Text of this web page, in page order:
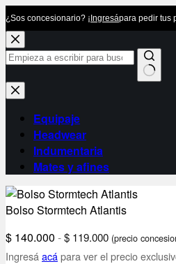
¿Sos concesionario? ¡ Ingresápara pedir tus
Saltar
al
contenido
Sin
Equipaje
Headwear
Indumentaria
Mates y afines
Bolso Stormtech Atlantis
$ 140.000 -$ 119.000 (precio
Ingresá acápara ver el precio